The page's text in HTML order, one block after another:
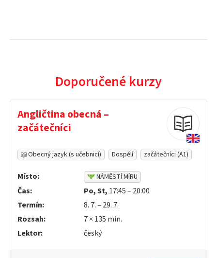
Doporučené kurzy
Angličtina obecná –
začátečníci
Obecný jazyk (s učebnicí) Dospělí začátečníci (A1)
Místo: NÁMĚSTÍ MÍRU
Čas: Po, St, 17:45 – 20:00
Termín:
8. 7. – 29. 7.
Rozsah:
7 × 135 min.
Lektor:
český